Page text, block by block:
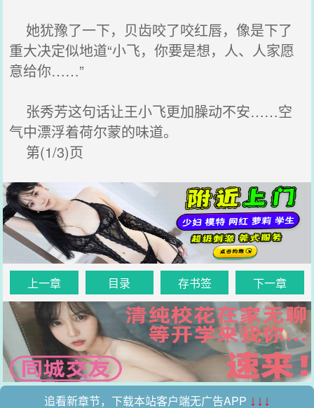
她犹豫了一下，贝齿咬了咬红唇，像是下了
重大决定似地道“小飞，你要是想，人、人家愿
意给你……”
张秀芳这句话让王小飞更加臊动不安……空
气中漂浮着荷尔蒙的味道。
第(1/3)页
上一章 目录 存书签 下一章
追看新章节，下载本站客户端无广告APP ↓↓↓